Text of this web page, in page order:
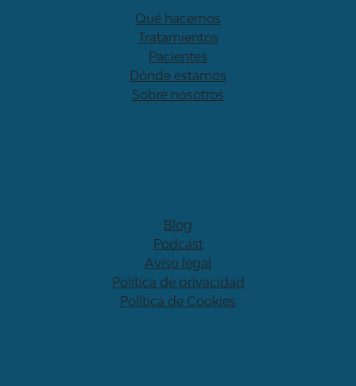
Qué hacemos
Tratamientos
Pacientes
Dónde estamos
Sobre nosotros
Blog
Podcast
Aviso legal
Política de privacidad
Política de Cookies